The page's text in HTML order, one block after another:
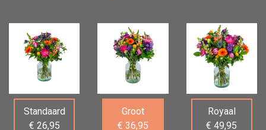
Standaard
€ 26,95
Groot
€ 36,95
Royaal
€ 49,95